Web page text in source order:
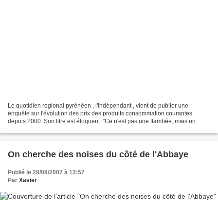
Le quotidien régional pyrénéen , l'Indépendant , vient de publier une
enquête sur l'évolution des prix des produits consommation courantes
depuis 2000. Son titre est éloquent: "Ce n'est pas une flambée, mais un
On cherche des noises du côté de l'Abbaye
Publié le 28/08/2007 à 13:57
Par Xavier